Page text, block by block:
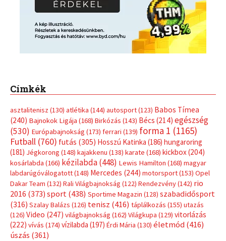
Címkék
asztalitenisz (130) atlétika (144) autosport(123) Babos Tímea
(240) Bajnokok Ligája (168) Birkózás (143) Bécs (214) egészség
(530) Európabajnokság (173) ferrari (139) forma 1 (1165)
Futball (760) futás (305) Hosszú Katinka (186) hungaroring
(181) Jégkorong (148) kajakkenu (138) karate (168) kickbox(204)
kosárlabda (166) kézilabda(448) Lewis Hamilton (168) magyar
labdarúgóválogatott(148) Mercedes (244) motorsport(153) Opel
Dakar Team (132) Rali Világbajnokság (122) Rendezvény(142) rio
2016 (373) sport(438) Sportime Magazin (128) szabadidősport
(316) Szalay Balázs (126) tenisz (416) táplálkozás (155) utazás
(126) Video (247) világbajnokság (162) Világkupa (129) vitorlázás
(222) vívás (174) vízilabda (197) Érdi Mária (130) életmód(416)
úszás (361)